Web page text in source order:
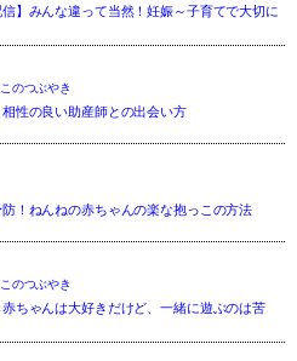
信】みんな違って当然！妊娠～子育てで大切に
のつぶやき
性の良い助産師との出会い方
防！ねんねの赤ちゃんの楽な抱っこの方法
のつぶやき
ちゃんは大好きだけど、一緒に遊ぶのは苦